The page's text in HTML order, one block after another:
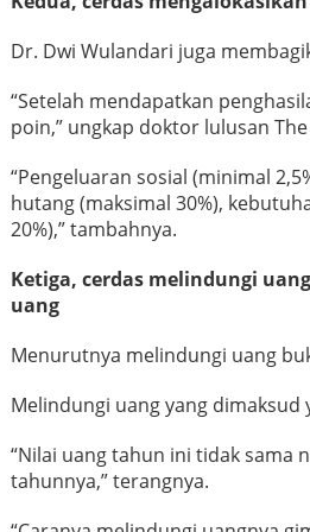
Dr. Dwi Wulandari juga
“Setelah mendapatkan
poin,” ungkap doktor lulusan
“Pengeluaran sosial (minimal
hutang (maksimal 30%),
20%),” tambahnya.
Ketiga, cerdas melindungi
uang
Menurutnya melindungi uang
Melindungi uang yang
“Nilai uang tahun ini tidak sama
tahunnya,” terangnya.